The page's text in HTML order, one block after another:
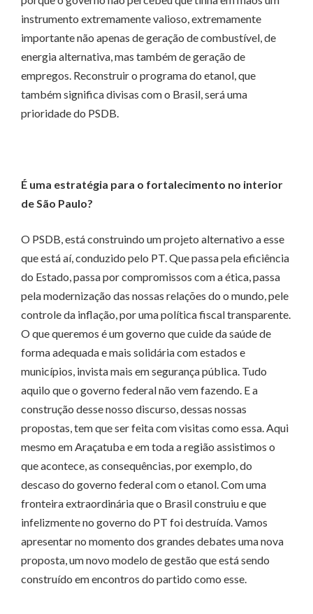
instrumento extremamente valioso, extremamente
importante não apenas de geração de combustível, de
energia alternativa, mas também de geração de
empregos. Reconstruir o programa do etanol, que
também significa divisas com o Brasil, será uma
prioridade do PSDB.
É uma estratégia para o fortalecimento no interior
de São Paulo?
O PSDB, está construindo um projeto alternativo a esse
que está aí, conduzido pelo PT. Que passa pela eficiência
do Estado, passa por compromissos com a ética, passa
pela modernização das nossas relações do o mundo, pele
controle da inflação, por uma política fiscal transparente.
O que queremos é um governo que cuide da saúde de
forma adequada e mais solidária com estados e
municípios, invista mais em segurança pública. Tudo
aquilo que o governo federal não vem fazendo. E a
construção desse nosso discurso, dessas nossas
propostas, tem que ser feita com visitas como essa. Aqui
mesmo em Araçatuba e em toda a região assistimos o
que acontece, as consequências, por exemplo, do
descaso do governo federal com o etanol. Com uma
fronteira extraordinária que o Brasil construiu e que
infelizmente no governo do PT foi destruída. Vamos
apresentar no momento dos grandes debates uma nova
proposta, um novo modelo de gestão que está sendo
construído em encontros do partido como esse.